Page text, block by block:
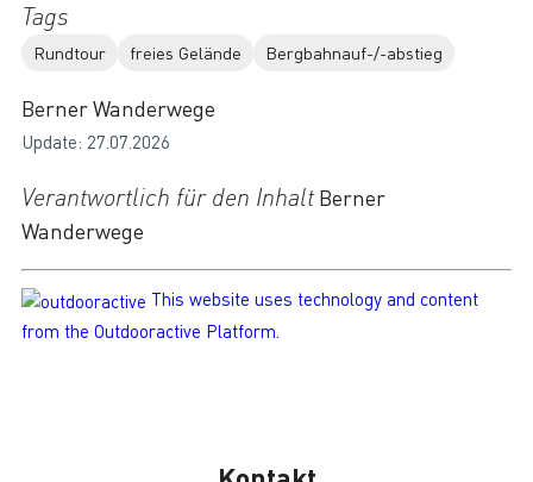
Tags
Rundtour freies Gelände Bergbahnauf-/-abstieg
Berner Wanderwege
Update: 27.07.2026
Verantwortlich für den InhaltBerner
Wanderwege
This website uses technology and content
from the Outdooractive Platform.